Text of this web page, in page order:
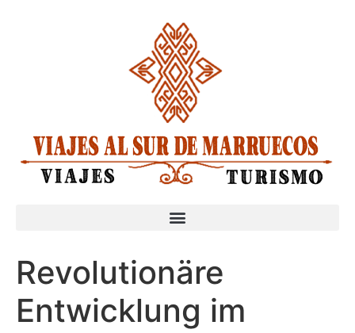
Revolutionäre
Entwicklung im